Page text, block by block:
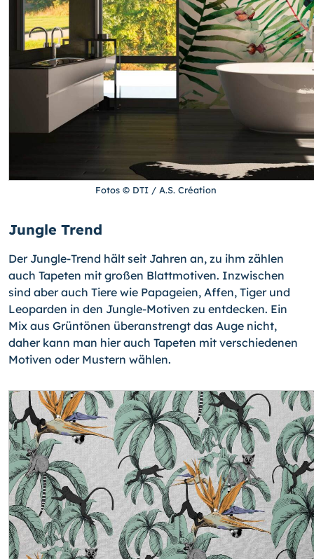
Fotos © DTI / A.S. Création
Jungle Trend
Der Jungle-Trend hält seit Jahren an, zu ihm zählen
auch Tapeten mit großen Blattmotiven. Inzwischen
sind aber auch Tiere wie Papageien, Affen, Tiger und
Leoparden in den Jungle-Motiven zu entdecken. Ein
Mix aus Grüntönen überanstrengt das Auge nicht,
daher kann man hier auch Tapeten mit verschiedenen
Motiven oder Mustern wählen.